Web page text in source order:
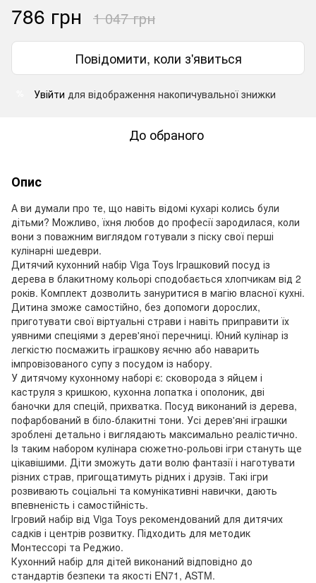
786 грн 1 047 грн
Повідомити, коли з'явиться
Увійти для відображення накопичувальної знижки
До обраного
Опис
А ви думали про те, що навіть відомі кухарі колись були
дітьми? Можливо, їхня любов до професії зародилася, коли
вони з поважним виглядом готували з піску свої перші
кулінарні шедеври.
Дитячий кухонний набір Viga Toys Іграшковий посуд із
дерева в блакитному кольорі сподобається хлопчикам від 2
років. Комплект дозволить зануритися в магію власної кухні.
Дитина зможе самостійно, без допомоги дорослих,
приготувати свої віртуальні страви і навіть приправити їх
уявними спеціями з дерев'яної перечниці. Юний кулінар із
легкістю посмажить іграшкову яєчню або наварить
імпровізованого супу з посудом із набору.
У дитячому кухонному наборі є: сковорода з яйцем і
каструля з кришкою, кухонна лопатка і ополоник, дві
баночки для спецій, прихватка. Посуд виконаний із дерева,
пофарбований в біло-блакитні тони. Усі дерев'яні іграшки
зроблені детально і виглядають максимально реалістично.
Із таким набором кулінара сюжетно-рольові ігри стануть ще
цікавішими. Діти зможуть дати волю фантазії і наготувати
різних страв, пригощатимуть рідних і друзів. Такі ігри
розвивають соціальні та комунікативні навички, дають
впевненість і самостійність.
Ігровий набір від Viga Toys рекомендований для дитячих
садків і центрів розвитку. Підходить для методик
Монтессорі та Реджио.
Кухонний набір для дітей виконаний відповідно до
стандартів безпеки та якості EN71, ASTM.